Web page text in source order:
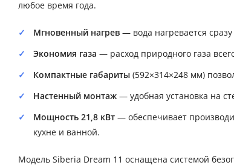
любое время года.
Мгновенный нагрев — вода нагревается
Экономия газа — расход природного газа
Компактные габариты (592×314×248 мм)
Настенный монтаж — удобная установка на
Мощность 21,8 кВт — обеспечивает
кухне и ванной.
Модель Siberia Dream 11 оснащена системой